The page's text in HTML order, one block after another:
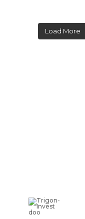
Load More